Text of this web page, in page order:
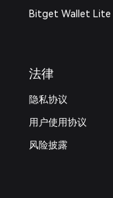
Bitget Wallet Lite
法律
隐私协议
用户使用协议
风险披露